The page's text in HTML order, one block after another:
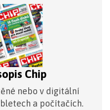
Chip
nebo v digitální
a počítačích.